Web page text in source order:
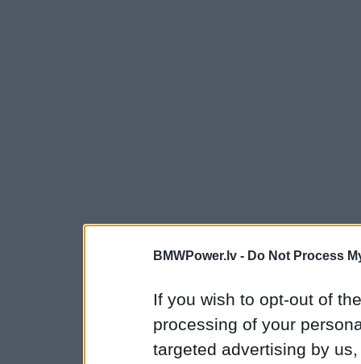
BMWPower.lv - Do Not Process
If you wish to opt-out of
processing of your
targeted advertising by